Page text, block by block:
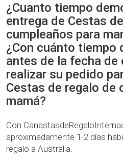
¿Cuanto tiempo
entrega de Cestas
cumpleaños para
¿Con cuánto tiempo
antes de la fecha de
realizar su pedido
Cestas de regalo de
mamá?
Con
aproximadamente 1-2 días
regalo a Australia.